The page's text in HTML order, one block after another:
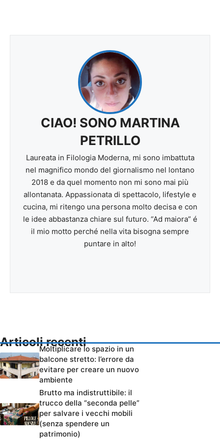
CIAO! SONO MARTINA
PETRILLO
Laureata in Filologia Moderna, mi sono imbattuta
nel magnifico mondo del giornalismo nel lontano
2018 e da quel momento non mi sono mai più
allontanata. Appassionata di spettacolo, lifestyle e
cucina, mi ritengo una persona molto decisa e con
le idee abbastanza chiare sul futuro. “Ad maiora” é
il mio motto perché nella vita bisogna sempre
puntare in alto!
Articoli recenti
Moltiplicare lo spazio in un
balcone stretto: l’errore da
evitare per creare un nuovo
ambiente
Brutto ma indistruttibile: il
trucco della “seconda pelle”
per salvare i vecchi mobili
(senza spendere un
patrimonio)